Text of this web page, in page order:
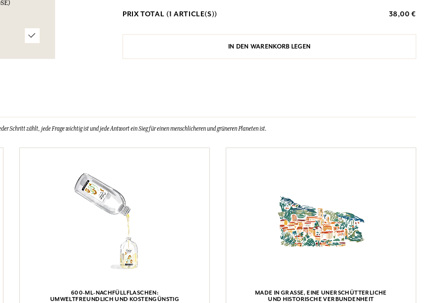
PRIX TOTAL (1 ARTICLE(S)) 38,00 €
IN DEN WARENKORB LEGEN
Schritt zählt, jede Frage wichtig ist und jede Antwort ein Sieg für einen menschlicheren und grüneren Planeten ist.
600-ML-NACHFÜLLFLASCHEN:
UMWELTFREUNDLICH UND KOSTENGÜNSTIG
MADE IN GRASSE, EINE UNERSCHÜTTERLICHE
UND HISTORISCHE VERBUNDENHEIT